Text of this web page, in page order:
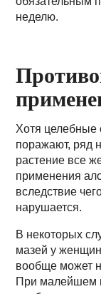
неделю.
Хотя целебные
поражают, ряд
растение все
применения
вследствие
нарушается.
В некоторых
мазей у
вообще может
При малейшем